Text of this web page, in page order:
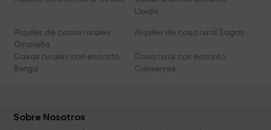
Lleida
Alquiler de casas rurales
Gironella
Alquiler de casa rural Sagas
Casas rurales con encanto
Berga
Casa rural con encanto
Casserres
Sobre Nosotros